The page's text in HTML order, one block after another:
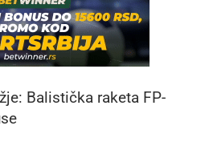
Balistička raketa FP-